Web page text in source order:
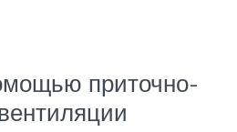
приточно-